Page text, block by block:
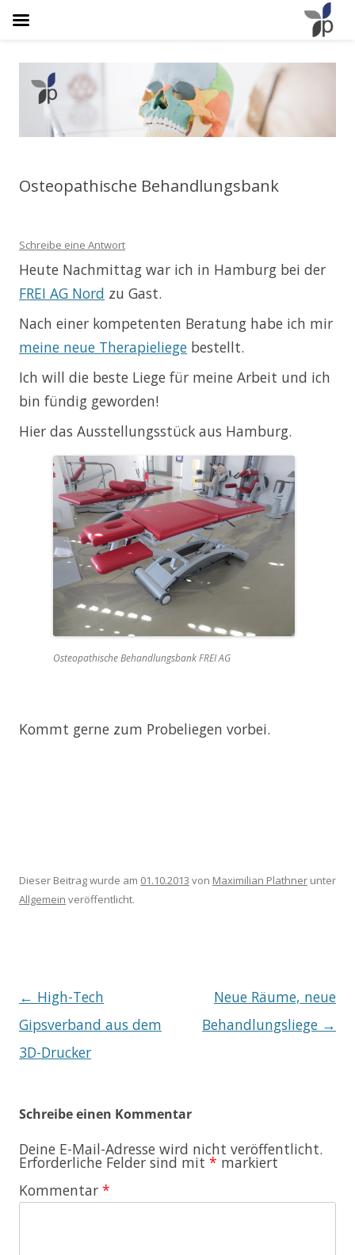
Osteopathie Plathner
Natürlich Schmerzfrei
Osteopathische Behandlungsbank
Schreibe eine Antwort
Heute Nachmittag war ich in Hamburg bei der
FREI AG Nord zu Gast.
Nach einer kompetenten Beratung habe ich mir
meine neue Therapieliege bestellt.
Ich will die beste Liege für meine Arbeit und ich
bin fündig geworden!
Hier das Ausstellungsstück aus Hamburg.
Osteopathische Behandlungsbank FREI AG
Kommt gerne zum Probeliegen vorbei.
Dieser Beitrag wurde am 01.10.2013 von Maximilian Plathner unter
Allgemein veröffentlicht.
Beitragsnavigation
← High-Tech
Gipsverband aus dem
3D-Drucker
Neue Räume, neue
Behandlungsliege →
Schreibe einen Kommentar
Deine E-Mail-Adresse wird nicht veröffentlicht.
Erforderliche Felder sind mit * markiert
Kommentar *